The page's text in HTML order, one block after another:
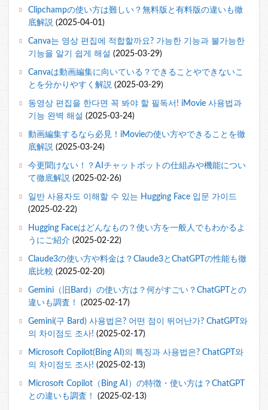
Clipchampの使い方は難しい？無料版と有料版の違いも徹
底解説 (2025-04-01)
Canva는 영상 편집에 적합할까요? 가능한 기능과 불가능한
기능을 알기 쉽게 해설 (2025-03-29)
Canvaは動画編集に向いている？できることやできないこ
とを分かりやすく解説 (2025-03-29)
동영상 편집을 한다면 꼭 봐야 할 필독서! iMovie 사용법과
기능 완벽 해설 (2025-03-24)
動画編集するなら必見！iMovieの使い方やできることを徹
底解説 (2025-03-24)
今更聞けない！？AIチャットボットの仕組みや機能につい
て徹底解説 (2025-02-26)
일반 사용자도 이해할 수 있는 Hugging Face 입문 가이드
(2025-02-22)
Hugging Faceはどんなもの？使い方を一般人でもわかるよ
うにご紹介 (2025-02-22)
Claude3の使い方や料金は？Claude3とChatGPTの性能も徹
底比較 (2025-02-20)
Gemini（旧Bard）の使い方は？何がすごい？ChatGPTとの
違いも調査！
(2025-02-17)
Gemini(구 Bard) 사용법은? 어떤 점이 뛰어난가? ChatGPT와
의 차이점도 조사! (2025-02-17)
Microsoft Copilot(Bing AI)의 특징과 사용법은? ChatGPT와
의 차이점도 조사! (2025-02-13)
Microsoft Copilot（Bing AI）の特徴・使い方は？ChatGPT
との違いも調査！
(2025-02-13)